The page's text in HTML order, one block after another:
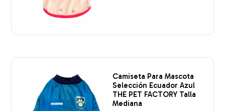
Camiseta Para Mascota
Selección Ecuador Azul
THE PET FACTORY Talla
Mediana